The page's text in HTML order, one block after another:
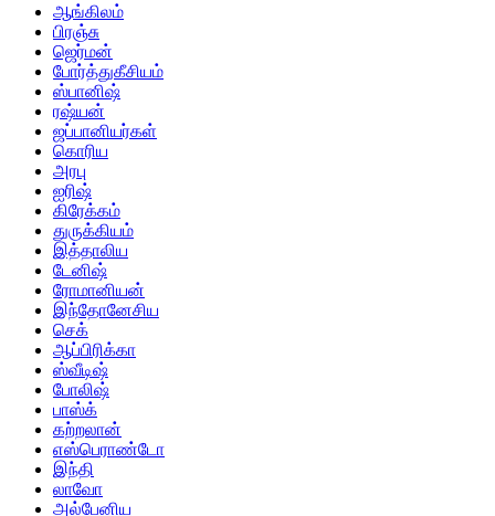
ஆங்கிலம்
பிரஞ்சு
ஜெர்மன்
போர்த்துகீசியம்
ஸ்பானிஷ்
ரஷ்யன்
ஜப்பானியர்கள்
கொரிய
அரபு
ஐரிஷ்
கிரேக்கம்
துருக்கியம்
இத்தாலிய
டேனிஷ்
ரோமானியன்
இந்தோனேசிய
செக்
ஆப்பிரிக்கா
ஸ்வீடிஷ்
போலிஷ்
பாஸ்க்
கற்றலான்
எஸ்பெராண்டோ
இந்தி
லாவோ
அல்பேனிய